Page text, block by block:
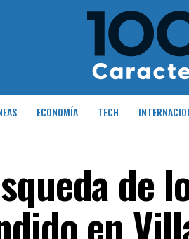
ECONOMÍA TECH
de
en